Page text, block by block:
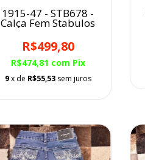
1915-47 - STB678 -
Calça Fem Stabulos
R$499,80
R$474,81 com Pix
9x de R$55,53 sem juros